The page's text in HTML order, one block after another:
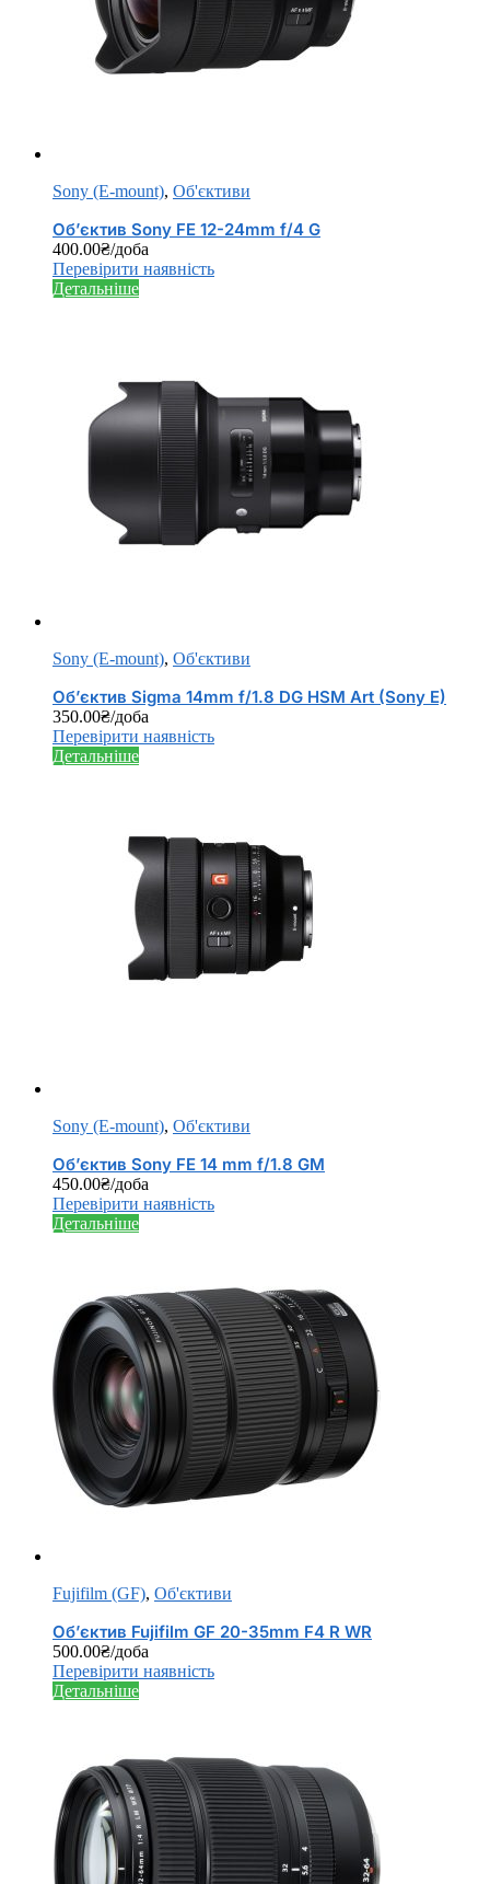
Sony (E-mount), Об'єктиви
Об’єктив Sony FE 12-24mm f/4 G
400.00₴/доба
Перевірити наявність
Детальніше
Sony (E-mount), Об'єктиви
Об’єктив Sigma 14mm f/1.8 DG HSM Art (Sony E)
350.00₴/доба
Перевірити наявність
Детальніше
Sony (E-mount), Об'єктиви
Об’єктив Sony FE 14 mm f/1.8 GM
450.00₴/доба
Перевірити наявність
Детальніше
Fujifilm (GF), Об'єктиви
Об’єктив Fujifilm GF 20-35mm F4 R WR
500.00₴/доба
Перевірити наявність
Детальніше